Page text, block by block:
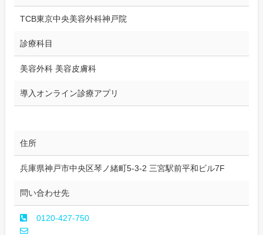
TCB東京中央美容外科神戸院
診療科目
美容外科 美容皮膚科
導入オンライン診療アプリ
住所
兵庫県神戸市中央区琴ノ緒町5-3-2 三宮駅前平和ビル7F
問い合わせ先
0120-427-750